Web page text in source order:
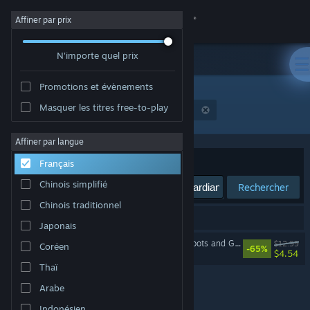
Se connecter
Magasin
À propos
Support
Changer la langue
Télécharger l'application mobile Steam
Voir version ordi. du site
Affiner par prix
N'importe quel prix
Promotions et évènements
Masquer les titres free-to-play
Affiner par langue
Français
Chinois simplifié
Chinois traditionnel
Japonais
Coréen
Thaï
Arabe
"Stranded: Alien Dawn - Robots and Guardians"
Trier par Pertinence
Rechercher
Stranded: Alien Dawn - Robots and Guardians
-65%
$12.99
$4.54